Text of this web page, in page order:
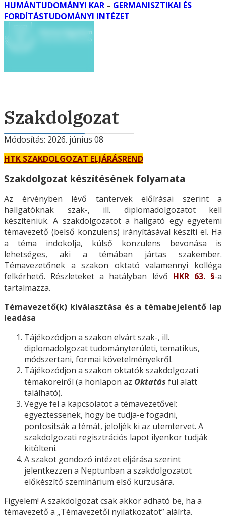
HUMÁNTUDOMÁNYI KAR – GERMANISZTIKAI ÉS
FORDÍTÁSTUDOMÁNYI INTÉZET
Szakdolgozat
Módosítás: 2026. június 08
HTK SZAKDOLGOZAT ELJÁRÁSREND
Szakdolgozat készítésének folyamata
Az érvényben lévő tantervek előírásai szerint a
hallgatóknak szak-, ill. diplomadolgozatot kell
készíteniük. A szakdolgozatot a hallgató egy egyetemi
témavezető (belső konzulens) irányításával készíti el. Ha
a téma indokolja, külső konzulens bevonása is
lehetséges, aki a témában jártas szakember.
Témavezetőnek a szakon oktató valamennyi kolléga
felkérhető. Részleteket a hatályban lévő HKR 63. §-a
tartalmazza.
Témavezető(k) kiválasztása és a témabejelentő lap
leadása
Tájékozódjon a szakon elvárt szak-, ill.
diplomadolgozat tudományterületi, tematikus,
módszertani, formai követelményekről.
Tájékozódjon a szakon oktatók szakdolgozati
témaköreiről (a honlapon az Oktatás fül alatt
található).
Vegye fel a kapcsolatot a témavezetővel:
egyeztessenek, hogy be tudja-e fogadni,
pontosítsák a témát, jelöljék ki az ütemtervet. A
szakdolgozati regisztrációs lapot ilyenkor tudják
kitölteni.
A szakot gondozó intézet eljárása szerint
jelentkezzen a Neptunban a szakdolgozatot
előkészítő szeminárium első kurzusára.
Figyelem! A szakdolgozat csak akkor adható be, ha a
témavezető a „Témavezetői nyilatkozatot” aláírta.